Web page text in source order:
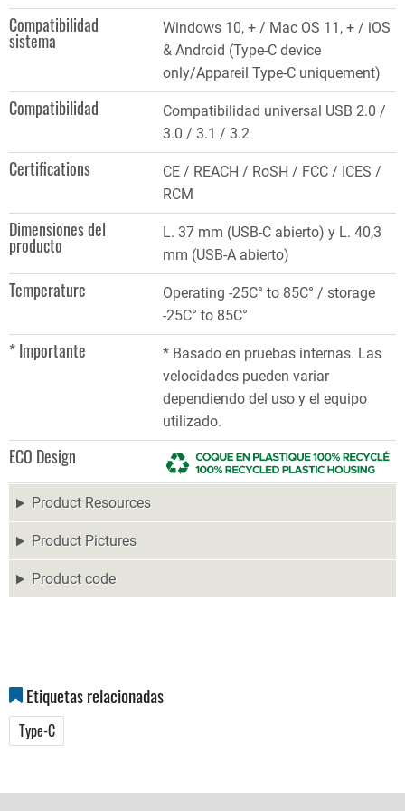
Compatibilidad
sistema
Windows 10, + / Mac OS 11, + / iOS
& Android (Type-C device
only/Appareil Type-C uniquement)
Compatibilidad
Compatibilidad universal USB 2.0 /
3.0 / 3.1 / 3.2
Certifications
CE / REACH / RoSH / FCC / ICES /
RCM
Dimensiones del
producto
L. 37 mm (USB-C abierto) y L. 40,3
mm (USB-A abierto)
Temperature
Operating -25C° to 85C° / storage
-25C° to 85C°
* Importante
* Basado en pruebas internas. Las
velocidades pueden variar
dependiendo del uso y el equipo
utilizado.
ECO Design
Product Resources
Product Pictures
Product code
Etiquetas relacionadas
Type-C